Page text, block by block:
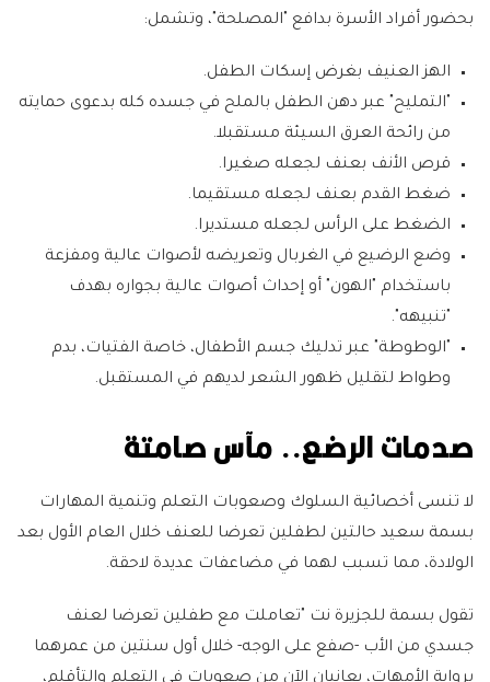
بحضور أفراد الأسرة بدافع "المصلحة"، وتشمل:
الهز العنيف بغرض إسكات الطفل.
"التمليح" عبر دهن الطفل بالملح في جسده كله بدعوى حمايته
من رائحة العرق السيئة مستقبلا.
قرص الأنف بعنف لجعله صغيرا.
ضغط القدم بعنف لجعله مستقيما.
الضغط على الرأس لجعله مستديرا.
وضع الرضيع في الغربال وتعريضه لأصوات عالية ومفزعة
باستخدام "الهون" أو إحداث أصوات عالية بجواره بهدف
"تنبيهه".
"الوطوطة" عبر تدليك جسم الأطفال، خاصة الفتيات، بدم
وطواط لتقليل ظهور الشعر لديهم في المستقبل.
صدمات الرضع.. مآس صامتة
لا تنسى أخصائية السلوك وصعوبات التعلم وتنمية المهارات
بسمة سعيد حالتين لطفلين تعرضا للعنف خلال العام الأول بعد
الولادة، مما تسبب لهما في مضاعفات عديدة لاحقة.
تقول بسمة للجزيرة نت "تعاملت مع طفلين تعرضا لعنف
جسدي من الأب -صفع على الوجه- خلال أول سنتين من عمرهما
برواية الأمهات، يعانيان الآن من صعوبات في التعلم والتأقلم،